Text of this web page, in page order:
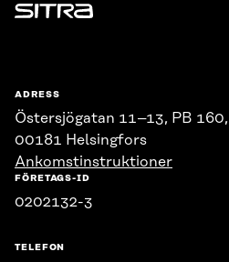
Sitra
ADRESS
Östersjögatan 11–13, PB 160,
00181 Helsingfors
Ankomstinstruktioner
FÖRETAGS-ID
0202132-3
TELEFON